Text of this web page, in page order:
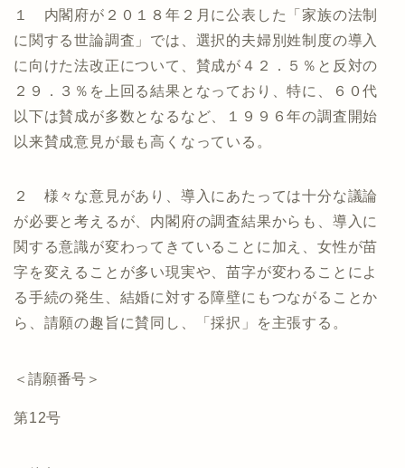
１ 内閣府が２０１８年２月に公表した「家族の法制
に関する世論調査」では、選択的夫婦別姓制度の導入
に向けた法改正について、賛成が４２．５％と反対の
２９．３％を上回る結果となっており、特に、６０代
以下は賛成が多数となるなど、１９９６年の調査開始
以来賛成意見が最も高くなっている。
２ 様々な意見があり、導入にあたっては十分な議論
が必要と考えるが、内閣府の調査結果からも、導入に
関する意識が変わってきていることに加え、女性が苗
字を変えることが多い現実や、苗字が変わることによ
る手続の発生、結婚に対する障壁にもつながることか
ら、請願の趣旨に賛同し、「採択」を主張する。
＜請願番号＞
第12号